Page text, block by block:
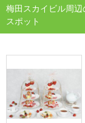
梅田スカイビル周
スポット